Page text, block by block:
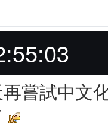
嘗試中文